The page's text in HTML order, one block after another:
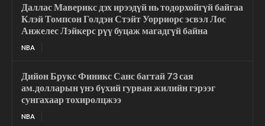
Даллас Маверикс дэх ирээдүй нь тодорхойгүй байгаа
Клэй Томпсон Голдэн Стэйт Уорриорс эсвэл Лос
Анжелес Лэйкерс рүү буцаж магадгүй байна
NBA
Дийон Брукс Финикс Санс багтай 73 сая
ам.долларын үнэ бүхий гурван жилийн гэрээг
сунгахаар тохиролцжээ
NBA